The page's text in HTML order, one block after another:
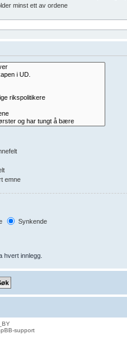
minst ett av ordene
emne
Synkende
hvert innlegg.
support